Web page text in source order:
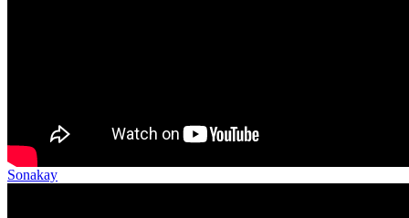
Sonakay